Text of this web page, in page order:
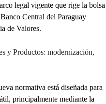
legal vigente que rige la bolsa
Central del Paraguay
de Valores.
y Productos: modernización,
normativa está diseñada para
principalmente mediante la